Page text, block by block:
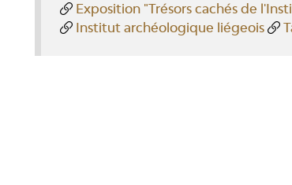
Exposition "Trésors cachés de
Institut archéologique liégeois